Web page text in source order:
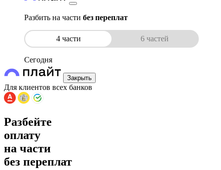
Разбить на части без переплат
4 части 6 частей
Сегодня
Закрыть
Для клиентов всех банков
Разбейте
оплату
на части
без переплат